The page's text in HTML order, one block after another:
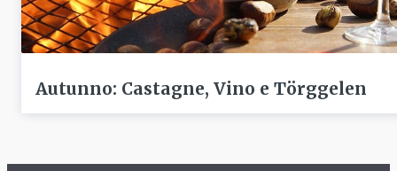
Autunno: Castagne, Vino e Törggelen